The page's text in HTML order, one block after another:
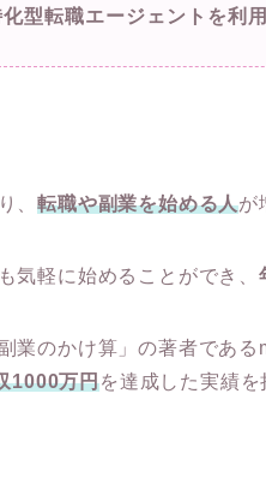
化型転職エージェントを利
、転職や副業を始める人が
気軽に始めることができ、
業のかけ算」の著者である
1000万円を達成した実績を